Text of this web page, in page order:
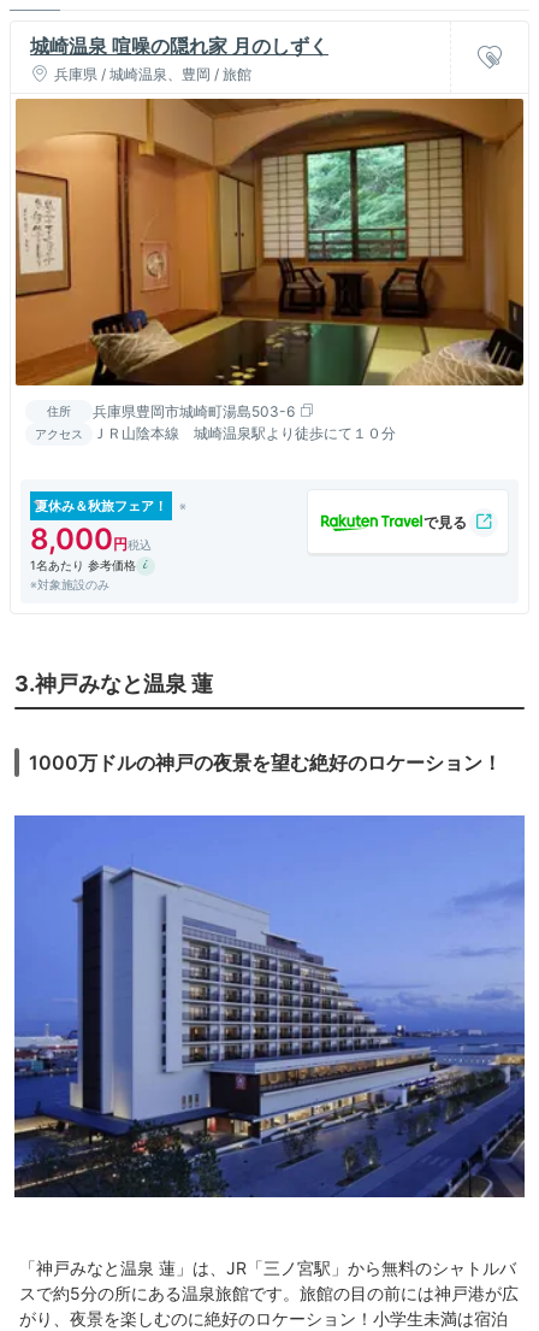
城崎温泉 喧噪の隠れ家 月のしずく
兵庫県 / 城崎温泉、豊岡 / 旅館
住所 兵庫県豊岡市城崎町湯島503-6
アクセス ＪＲ山陰本線 城崎温泉駅より徒歩にて１０分
夏休み＆秋旅フェア！
8,000
1名あたり 参考価格
※対象施設のみ
3.神戸みなと温泉 蓮
1000万ドルの神戸の夜景を望む絶好のロケーション！
「神戸みなと温泉 蓮」は、JR「三ノ宮駅」から無料のシャトルバ
スで約5分の所にある温泉旅館です。旅館の目の前には神戸港が広
がり、夜景を楽しむのに絶好のロケーション！小学生未満は宿泊